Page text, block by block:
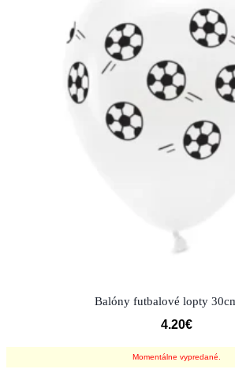
Balóny futbalové lopty
4.20€
Momentálne vypredané.